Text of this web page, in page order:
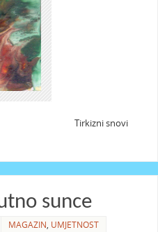
snovi
sunce
MAGAZIN, UMJETNOST